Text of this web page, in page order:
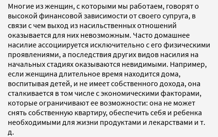
Многие из женщин, с которыми мы работаем, говорят о
высокой финансовой зависимости от своего супруга, в
связи с чем выход из насильственных отношений
оказывается для них невозможным. Часто домашнее
насилие ассоциируется исключительно с его физическими
проявлениями, а последствия других видов насилия на
начальных стадиях оказываются невидимыми. Например,
если женщина длительное время находится дома,
воспитывая детей, и не имеет собственного дохода, она
сталкивается в том числе с экономическими факторами,
которые ограничивают ее возможности: она не может
снять собственную квартиру, обеспечить себя и ребенка
необходимыми для жизни продуктами и лекарствами и т.
д.